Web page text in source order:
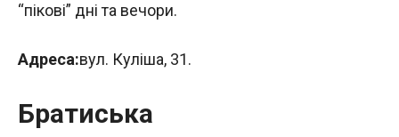
“пікові” дні та вечори.
Адреса:вул. Куліша, 31.
Братиська